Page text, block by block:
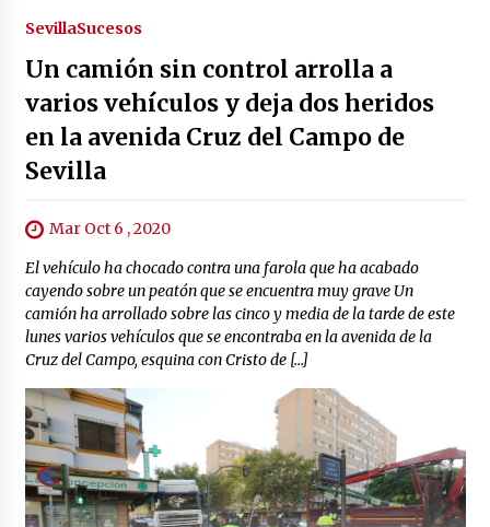
SevillaSucesos
Un camión sin control arrolla a
varios vehículos y deja dos heridos
en la avenida Cruz del Campo de
Sevilla
Mar Oct 6 , 2020
El vehículo ha chocado contra una farola que ha acabado
cayendo sobre un peatón que se encuentra muy grave Un
camión ha arrollado sobre las cinco y media de la tarde de este
lunes varios vehículos que se encontraba en la avenida de la
Cruz del Campo, esquina con Cristo de […]